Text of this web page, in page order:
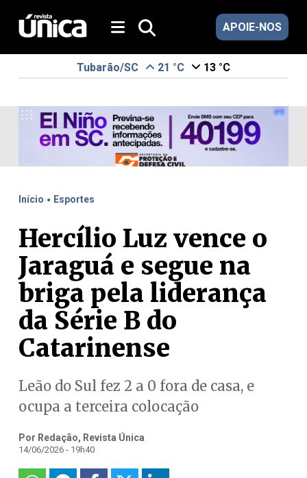
APOIE-NOS
Tubarão/SC 21 °C 13 °C
Início . Esportes
Hercílio Luz vence o
Jaraguá e segue na
briga pela liderança
da Série B do
Catarinense
Leão do Sul fez 2 a 0 fora de casa, e
ocupa a terceira colocação
Por Redação, Revista Única
14/06/2026 - 19h40